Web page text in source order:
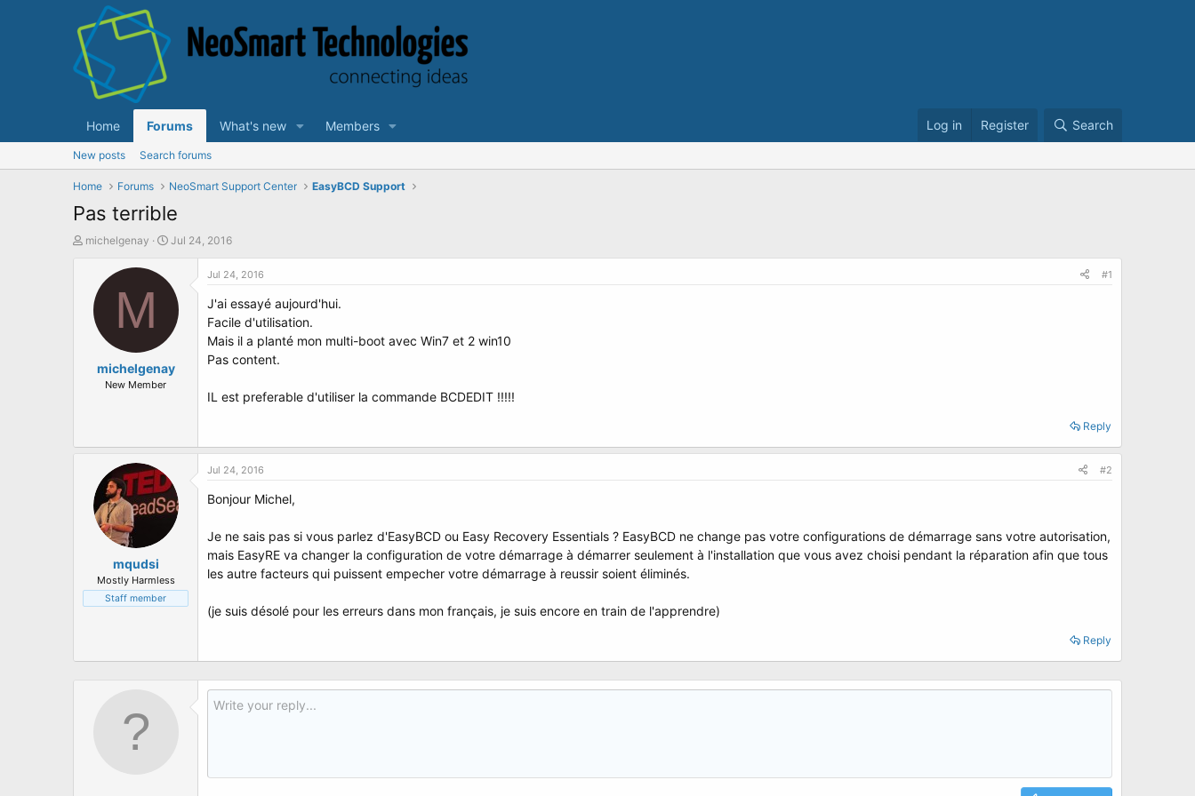
Home Forums What's new Members Log in Register Search
New posts Search forums
Home Forums NeoSmart Support Center EasyBCD Support
Pas terrible
T
michelgenay
S
r
a
e
Jul 24, 2016
M
michelgenay
New Member
Jul 24, 2016 #1
J'ai essayé aujourd'hui.
Facile d'utilisation.
Mais il a planté mon multi-boot avec Win7 et 2 win10
Pas content.
IL est preferable d'utiliser la commande BCDEDIT !!!!!
Reply
mqudsi
Mostly Harmless
Staff member
Jul 24, 2016 #2
Bonjour Michel,
Je ne sais pas si vous parlez d'EasyBCD ou Easy Recovery Essentials ? EasyBCD ne change pas votre configurations de démarrage sans votre autorisation,
mais EasyRE va changer la configuration de votre démarrage à démarrer seulement à l'installation que vous avez choisi pendant la réparation afin que tous
les autre facteurs qui puissent empecher votre démarrage à reussir soient éliminés.
(je suis désolé pour les erreurs dans mon français, je suis encore en train de l'apprendre)
Reply